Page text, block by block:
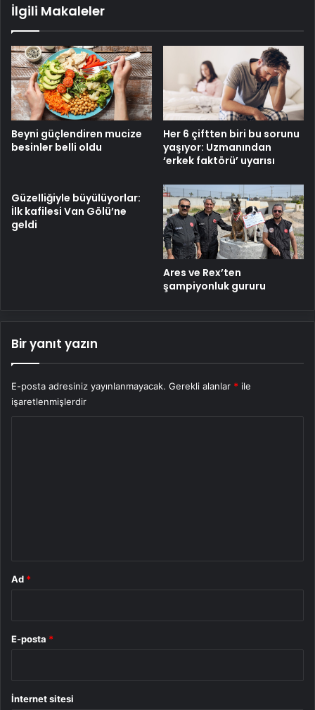
İlgili Makaleler
Beyni güçlendiren mucize
besinler belli oldu
Her 6 çiftten biri bu sorunu
yaşıyor: Uzmanından
‘erkek faktörü’ uyarısı
Güzelliğiyle büyülüyorlar:
İlk kafilesi Van Gölü’ne
geldi
Ares ve Rex’ten
şampiyonluk gururu
Bir yanıt yazın
E-posta adresiniz yayınlanmayacak. Gerekli alanlar * ile
işaretlenmişlerdir
Ad *
E-posta *
İnternet sitesi